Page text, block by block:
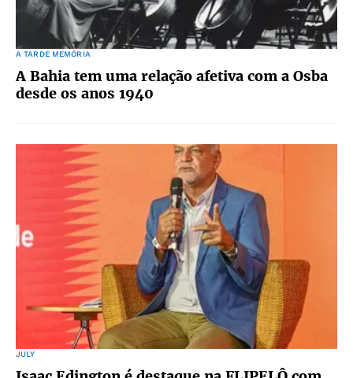
A TARDE MEMÓRIA
A Bahia tem uma relação afetiva com a Osba
desde os anos 1940
JULY